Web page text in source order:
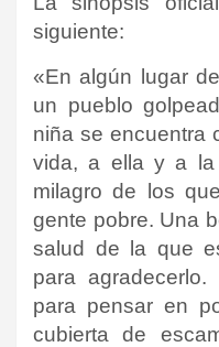
siguiente:
«En algún lugar
un pueblo
niña se encuentra
vida, a ella y a la
milagro de los
gente pobre. Una
salud de la que
para
para pensar en
cubierta de